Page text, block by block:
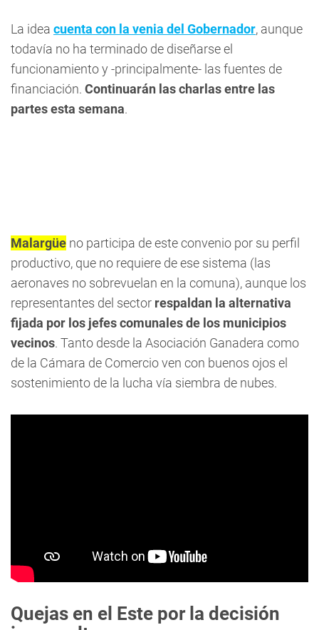
La idea cuenta con la venia del Gobernador, aunque
todavía no ha terminado de diseñarse el
funcionamiento y -principalmente- las fuentes de
financiación. Continuarán las charlas entre las
partes esta semana.
Malargüe no participa de este convenio por su perfil
productivo, que no requiere de ese sistema (las
aeronaves no sobrevuelan en la comuna), aunque los
representantes del sector respaldan la alternativa
fijada por los jefes comunales de los municipios
vecinos. Tanto desde la Asociación Ganadera como
de la Cámara de Comercio ven con buenos ojos el
sostenimiento de la lucha vía siembra de nubes.
Quejas en el Este por la decisión